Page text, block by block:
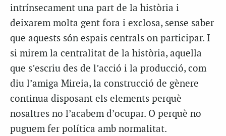
intrínsecament una part de la història i
deixarem molta gent fora i exclosa, sense saber
que aquests són espais centrals on participar. I
si mirem la centralitat de la història, aquella
que s’escriu des de l’acció i la producció, com
diu l’amiga Mireia, la construcció de gènere
continua disposant els elements perquè
nosaltres no l’acabem d’ocupar. O perquè no
puguem fer política amb normalitat.